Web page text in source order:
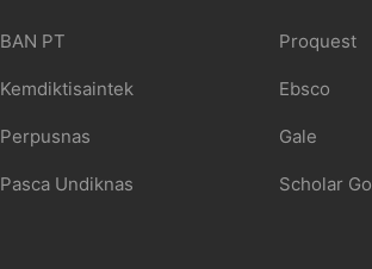
BAN PT
Kemdiktisaintek
Perpusnas
Pasca Undiknas
Proquest
Ebsco
Gale
Scholar